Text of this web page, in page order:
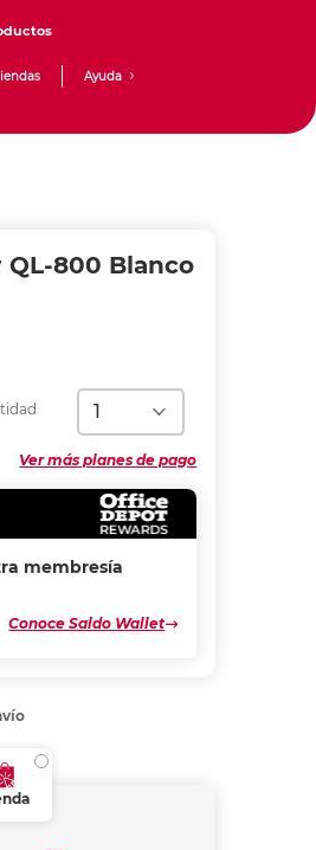
Ayuda
800 Blanco
Ver más planes de pago
membresía
Conoce Saldo Wallet